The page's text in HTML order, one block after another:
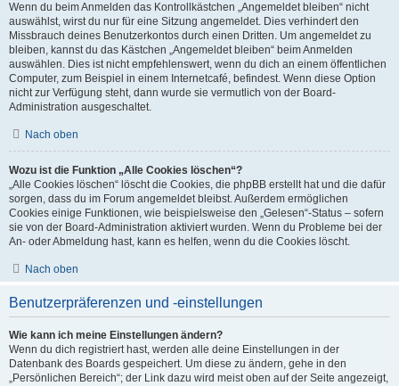
Wenn du beim Anmelden das Kontrollkästchen „Angemeldet bleiben“ nicht
auswählst, wirst du nur für eine Sitzung angemeldet. Dies verhindert den
Missbrauch deines Benutzerkontos durch einen Dritten. Um angemeldet zu
bleiben, kannst du das Kästchen „Angemeldet bleiben“ beim Anmelden
auswählen. Dies ist nicht empfehlenswert, wenn du dich an einem öffentlichen
Computer, zum Beispiel in einem Internetcafé, befindest. Wenn diese Option
nicht zur Verfügung steht, dann wurde sie vermutlich von der Board-
Administration ausgeschaltet.
Nach oben
Wozu ist die Funktion „Alle Cookies löschen“?
„Alle Cookies löschen“ löscht die Cookies, die phpBB erstellt hat und die dafür
sorgen, dass du im Forum angemeldet bleibst. Außerdem ermöglichen
Cookies einige Funktionen, wie beispielsweise den „Gelesen“-Status – sofern
sie von der Board-Administration aktiviert wurden. Wenn du Probleme bei der
An- oder Abmeldung hast, kann es helfen, wenn du die Cookies löscht.
Nach oben
Benutzerpräferenzen und -einstellungen
Wie kann ich meine Einstellungen ändern?
Wenn du dich registriert hast, werden alle deine Einstellungen in der
Datenbank des Boards gespeichert. Um diese zu ändern, gehe in den
„Persönlichen Bereich“; der Link dazu wird meist oben auf der Seite angezeigt,